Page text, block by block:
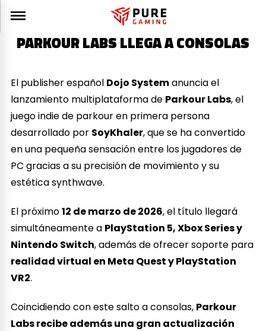
PARKOUR LABS LLEGA A CONSOLAS
El publisher español Dojo Systemanuncia el
lanzamiento multiplataforma de Parkour Labs, el
juego indie de parkour en primera persona
desarrollado por SoyKhaler, que se ha convertido
en una pequeña sensación entre los jugadores de
PC gracias a su precisión de movimiento y su
estética synthwave.
El próximo12 de marzo de 2026, el título llegará
simultáneamente a PlayStation 5, Xbox Series y
Nintendo Switch, además de ofrecer soporte para
realidad virtual en Meta Quest y PlayStation
VR2.
Coincidiendo con este salto a consolas, Parkour
Labs recibe además una gran actualización